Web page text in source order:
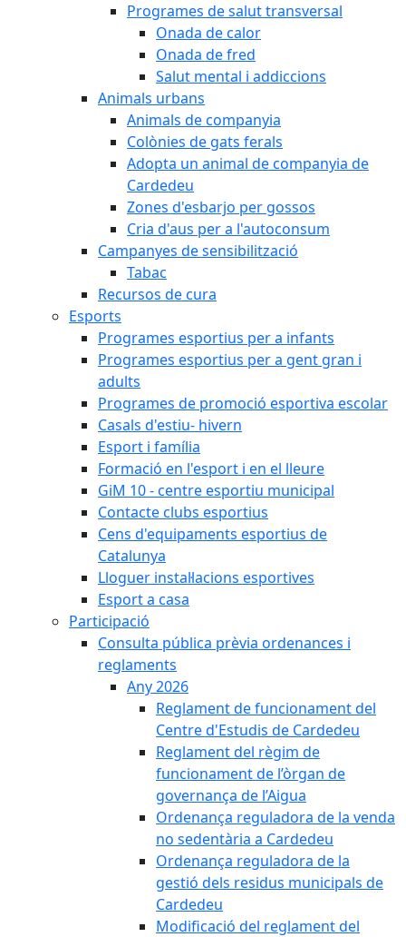
Programes de salut transversal
Onada de calor
Onada de fred
Salut mental i addiccions
Animals urbans
Animals de companyia
Colònies de gats ferals
Adopta un animal de companyia de
Cardedeu
Zones d'esbarjo per gossos
Cria d'aus per a l'autoconsum
Campanyes de sensibilització
Tabac
Recursos de cura
Esports
Programes esportius per a infants
Programes esportius per a gent gran i
adults
Programes de promoció esportiva escolar
Casals d'estiu- hivern
Esport i família
Formació en l'esport i en el lleure
GiM 10 - centre esportiu municipal
Contacte clubs esportius
Cens d'equipaments esportius de
Catalunya
Lloguer instal·lacions esportives
Esport a casa
Participació
Consulta pública prèvia ordenances i
reglaments
Any 2026
Reglament de funcionament del
Centre d'Estudis de Cardedeu
Reglament del règim de
funcionament de l’òrgan de
governança de l’Aigua
Ordenança reguladora de la venda
no sedentària a Cardedeu
Ordenança reguladora de la
gestió dels residus municipals de
Cardedeu
Modificació del reglament del